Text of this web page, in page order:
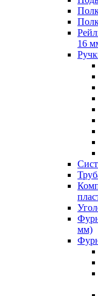
16
мм)